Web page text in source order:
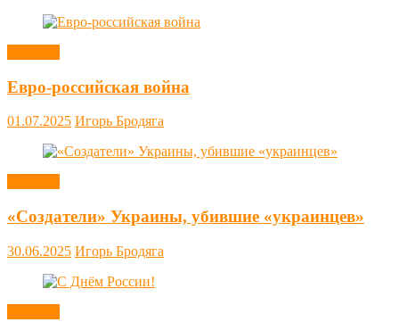
Евро-российская война
01.07.2025 Игорь Бродяга
«Создатели» Украины, убившие «украинцев»
30.06.2025 Игорь Бродяга